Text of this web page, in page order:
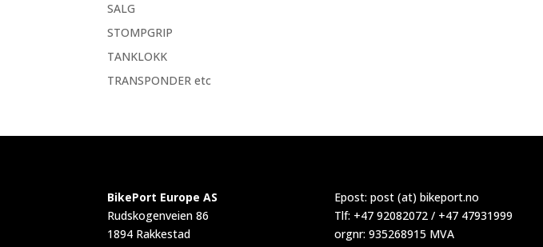
SALG
STOMPGRIP
TANKLOKK
TRANSPONDER etc
BikePort Europe AS
Rudskogenveien 86
1894 Rakkestad
Epost: post (at) bikeport.no
Tlf: +47 92082072 / +47 47931999
orgnr: 935268915 MVA